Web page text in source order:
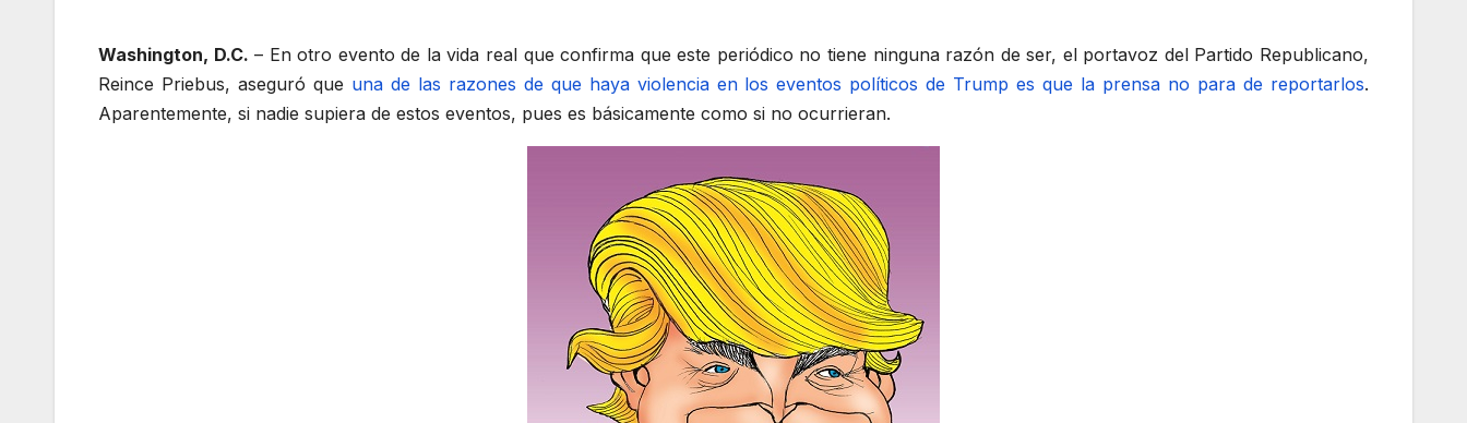
Washington, D.C. – En otro evento de la vida real que confirma que este periódico no tiene ninguna razón de ser, el portavoz del Partido Republicano,
Reince Priebus, aseguró que una de las razones de que haya violencia en los eventos políticos de Trump es que la prensa no para de reportarlos.
Aparentemente, si nadie supiera de estos eventos, pues es básicamente como si no ocurrieran.